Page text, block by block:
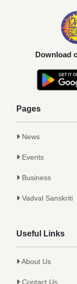
Download
Pages
News
Events
Business
Vadval Sanskriti
Useful Links
About Us
Contact Us